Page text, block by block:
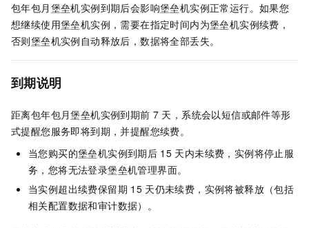
包年包月堡垒机实例到期后会影响堡垒机实例正常运行。如果您
想继续使用堡垒机实例，需要在指定时间内为堡垒机实例续费，
否则堡垒机实例自动释放后，数据将全部丢失。
到期说明
距离包年包月堡垒机实例到期前 7 天，系统会以短信或邮件等形
式提醒您服务即将到期，并提醒您续费。
当您购买的堡垒机实例到期后 15 天内未续费，实例将停止服
务，您将无法登录堡垒机管理界面。
当实例超出续费保留期 15 天仍未续费，实例将被释放（包括
相关配置数据和审计数据）。